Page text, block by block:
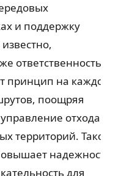
и поддержку
ответственность.
принцип на каждом
поощряя
территорий. Такой
надежность
для